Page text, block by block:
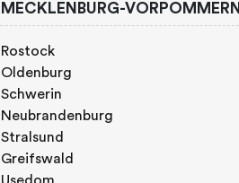
MECKLENBURG-VORPOMMERN
Rostock
Oldenburg
Schwerin
Neubrandenburg
Stralsund
Greifswald